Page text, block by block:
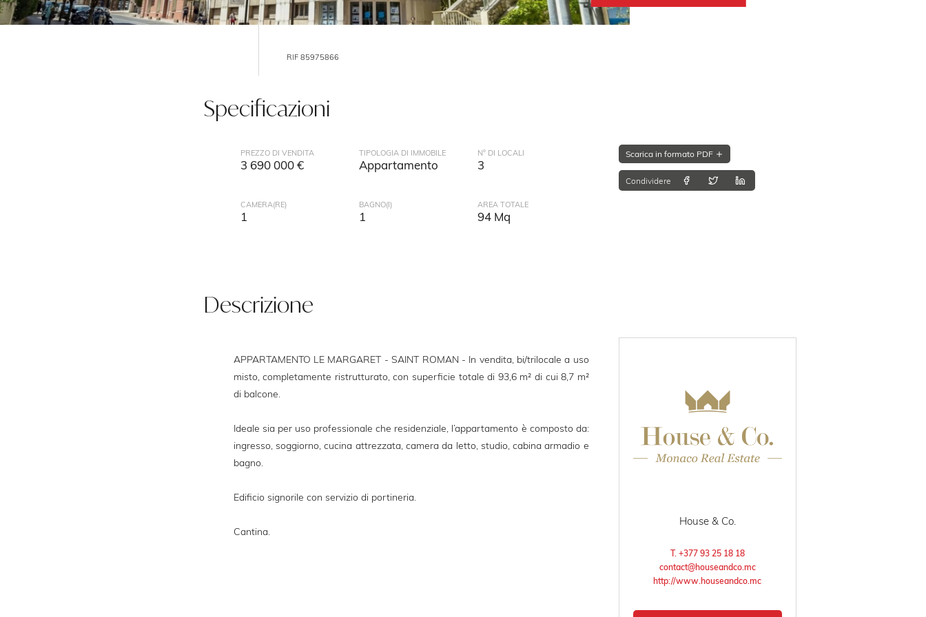
RIF 85975866
Specificazioni
PREZZO DI VENDITA
3 690 000 €
TIPOLOGIA DI IMMOBILE
Appartamento
N° DI LOCALI
3
CAMERA(RE)
1
BAGNO(I)
1
AREA TOTALE
94 Mq
Scarica in formato PDF
Condividere
Descrizione
APPARTAMENTO LE MARGARET - SAINT ROMAN - In vendita, bi/trilocale a uso
misto, completamente ristrutturato, con superficie totale di 93,6 m² di cui 8,7 m²
di balcone.
Ideale sia per uso professionale che residenziale, l’appartamento è composto da:
ingresso, soggiorno, cucina attrezzata, camera da letto, studio, cabina armadio e
bagno.
Edificio signorile con servizio di portineria.
Cantina.
House & Co.
T. +377 93 25 18 18
contact@houseandco.mc
http://www.houseandco.mc